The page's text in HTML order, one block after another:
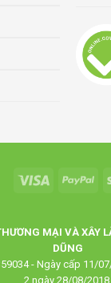
MẠI VÀ XÂY
DŨNG
- Ngày cấp 11/
2 ngày 28/08/2018.